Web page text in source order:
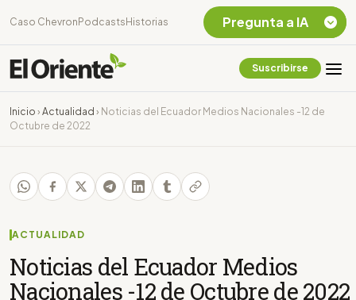
Caso Chevron Podcasts Historias
Suscribirse
Inicio › Actualidad › Noticias del Ecuador Medios Nacionales -12 de
Octubre de 2022
ACTUALIDAD
Noticias del Ecuador Medios
Nacionales -12 de Octubre de 2022
Pregunta a IA
Chevron Ecuador